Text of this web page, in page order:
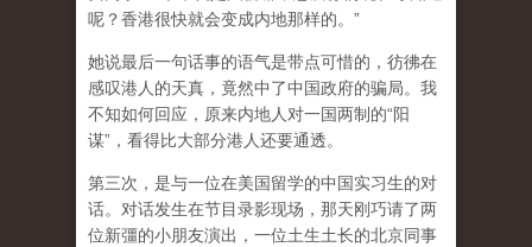
呢？香港很快就会变成内地那样的。”
她说最后一句话事的语气是带点可惜的，彷彿在
感叹港人的天真，竟然中了中国政府的骗局。我
不知如何回应，原来内地人对一国两制的“阳
谋”，看得比大部分港人还要通透。
第三次，是与一位在美国留学的中国实习生的对
话。对话发生在节目录影现场，那天刚巧请了两
位新彊的小朋友演出，一位土生土长的北京同事